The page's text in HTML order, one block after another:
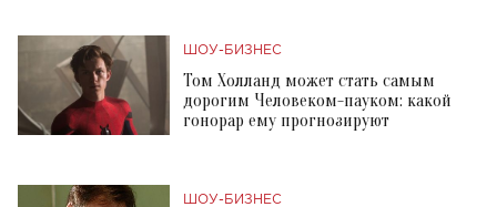
ШОУ-БИЗНЕС
Том Холланд может стать самым
дорогим Человеком-пауком: какой
гонорар ему прогнозируют
ШОУ-БИЗНЕС